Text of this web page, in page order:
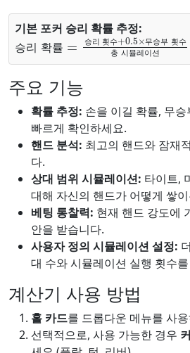
기본 포커 승리 확률 추정:
승 리 확 률
승리 확률=승리 횟수+0.5×
무승부 횟수총 시뮬레이션×100%
주요 기능
확률 추정: 손을 이길 확률, 무
빠르게 확인하세요.
핸드 분석: 최고의 핸드와 잠재
다.
상대 범위 시뮬레이션: 타이트,
대해 자신의 핸드가 어떻게 쌓
베팅 통찰력: 현재 핸드 강도에
안을 받습니다.
사용자 정의 시뮬레이션 설정:
대 수와 시뮬레이션 실행 횟수
계산기 사용 방법
홀 카드를 드롭다운 메뉴를 사
선택적으로, 사용 가능한 경우